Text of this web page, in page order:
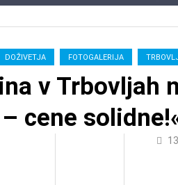
DOŽIVETJA FOTOGALERIJA
v Trbovljah
cene
13